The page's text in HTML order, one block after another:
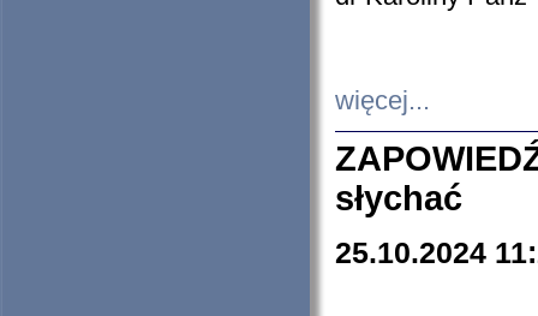
więcej...
słychać
25.10.2024